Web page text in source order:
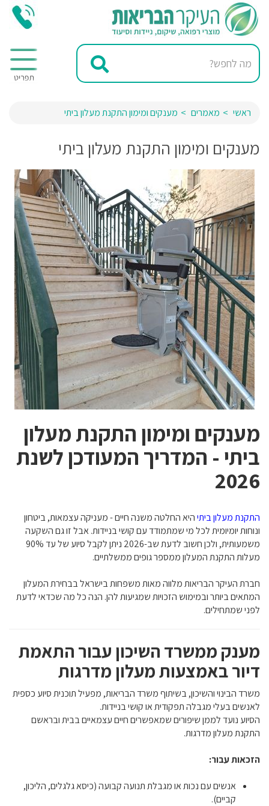
ראשי מאמרים מענקים ומימון התקנת מעלון ביתי
מענקים ומימון התקנת מעלון ביתי
מענקים ומימון התקנת מעלון
ביתי - המדריך המעודכן לשנת
2026
התקנת מעלון ביתיהיא החלטה משנה חיים - מעניקה עצמאות, ביטחון
ונוחות יומיומית לכל מי שמתמודד עם קושי בניידות. אבל זו גם השקעה
משמעותית, ולכן חשוב לדעת שב-2026 ניתן לקבל סיוע של עד 90%
מעלות התקנת המעלון ממספר גופים ממשלתיים.
חברת העיקר הבריאות מלווה מאות משפחות בישראל בבחירת המעלון
המתאים ביותר ובמימוש הזכויות שמגיעות להן. הנה כל מה שכדאי לדעת
לפני שמתחילים.
מענק ממשרד השיכון עבור התאמת
דיור באמצעות מעלון מדרגות
משרד הבינוי והשיכון, בשיתוף משרד הבריאות, מפעיל תוכנית סיוע כספית
לאנשים בעלי מגבלה תפקודית או קושי בניידות.
הסיוע נועד לממן שיפורים שמאפשרים חיים עצמאיים בבית ובראשם
התקנת מעלון מדרגות.
הזכאות עבור:
אנשים עם נכות או מגבלת תנועה קבועה (כיסא גלגלים, הליכון,
קביים).